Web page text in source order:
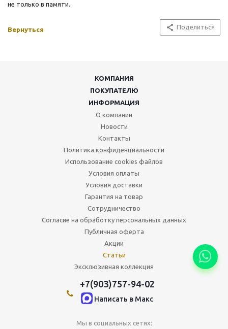
не только в памяти.
Вернуться Поделиться
КОМПАНИЯ
ПОКУПАТЕЛЮ
ИНФОРМАЦИЯ
О компании
Новости
Контакты
Политика конфиденциальности
Использование cookies файлов
Условия оплаты
Условия доставки
Гарантия на товар
Сотрудничество
Согласие на обработку персональных данных
Публичная оферта
Акции
Статьи
Эксклюзивная коллекция
+7(903)757-94-02
Написать в Maкс
Мы в социальных сетях: